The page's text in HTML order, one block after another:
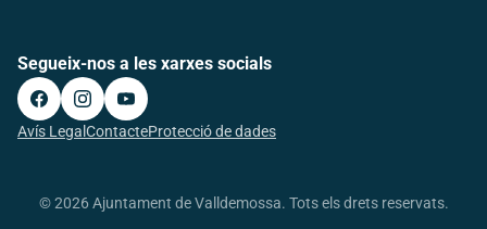
Segueix-nos a les xarxes socials
Avís Legal ContacteProtecció de dades
© 2026 Ajuntament de Valldemossa. Tots els drets reservats.